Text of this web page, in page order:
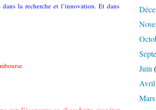
la recherche et l’innovation. Et dans
Juin
Avril
Mars